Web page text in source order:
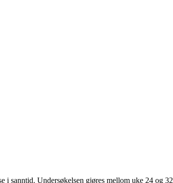
sanntid. Undersøkelsen gjøres mellom uke 24 og